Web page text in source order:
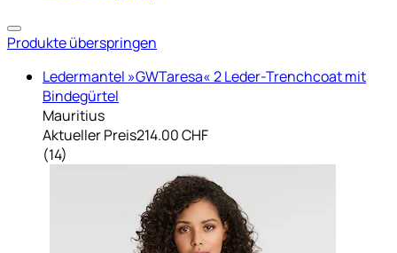
Produkte überspringen
Ledermantel »GWTaresa« 2 Leder-Trenchcoat mit
Bindegürtel
Mauritius
Aktueller Preis214.00 CHF
(14)